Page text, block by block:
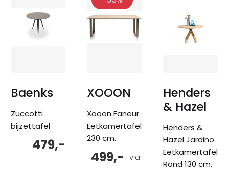
Baenks
Zuccotti
bijzettafel
479,-
XOOON
Xooon Faneur
Eetkamertafel
230 cm.
v.a.
499,-
Henders
& Hazel
Henders &
Hazel Jardino
Eetkamertafel
Rond 130 cm.